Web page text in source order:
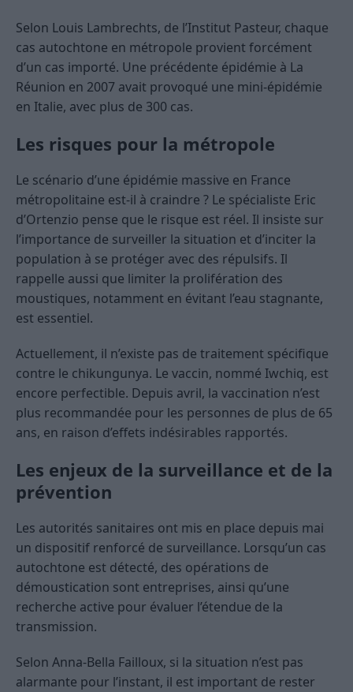
Selon Louis Lambrechts, de l’Institut Pasteur, chaque
cas autochtone en métropole provient forcément
d’un cas importé. Une précédente épidémie à La
Réunion en 2007 avait provoqué une mini-épidémie
en Italie, avec plus de 300 cas.
Les risques pour la métropole
Le scénario d’une épidémie massive en France
métropolitaine est-il à craindre ? Le spécialiste Eric
d’Ortenzio pense que le risque est réel. Il insiste sur
l’importance de surveiller la situation et d’inciter la
population à se protéger avec des répulsifs. Il
rappelle aussi que limiter la prolifération des
moustiques, notamment en évitant l’eau stagnante,
est essentiel.
Actuellement, il n’existe pas de traitement spécifique
contre le chikungunya. Le vaccin, nommé Iwchiq, est
encore perfectible. Depuis avril, la vaccination n’est
plus recommandée pour les personnes de plus de 65
ans, en raison d’effets indésirables rapportés.
Les enjeux de la surveillance et de la
prévention
Les autorités sanitaires ont mis en place depuis mai
un dispositif renforcé de surveillance. Lorsqu’un cas
autochtone est détecté, des opérations de
démoustication sont entreprises, ainsi qu’une
recherche active pour évaluer l’étendue de la
transmission.
Selon Anna-Bella Failloux, si la situation n’est pas
alarmante pour l’instant, il est important de rester